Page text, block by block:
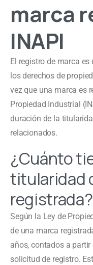
marca
INAPI
El registro de marca
los derechos de
vez que una marca es
Propiedad Industrial
duración de la
relacionados.
¿Cuánto
titularidad
registrada?
Según la Ley de
de una marca
años, contados a
solicitud de registro.